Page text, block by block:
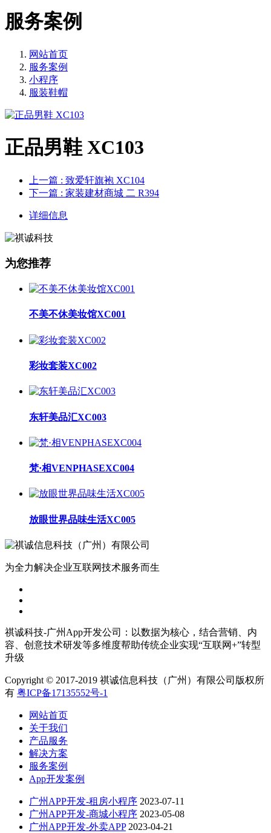
服务案例
网站首页
服务案例
小程序
服装鞋帽
正品男鞋 XC103
上一篇 : 致爱轩旗袍 XC104
下一篇 : 家装建材商城 二 R394
详细信息
为您推荐
不美不休美妆馆XC001
彩妆套装XC002
东轩美品汇XC003
梵·相VENPHASEXC004
放眼世界品味生活XC005
为全力解决企业互联网技术服务而生
祺诚科技-广州App开发公司：以数据为核心，结合营销、内
容、创意技术研发等多维度帮助传统企业实现“互联网+”转型
升级
Copyright © 2017-2019 祺诚信息科技（广州）有限公司版权所
有 粤ICP备17135552号-1
网站首页
关于我们
产品服务
解决方案
服务案例
App开发案例
广州APP开发-租房小程序 2023-07-11
广州APP开发-商城小程序 2023-05-08
广州APP开发-外卖APP 2023-04-21